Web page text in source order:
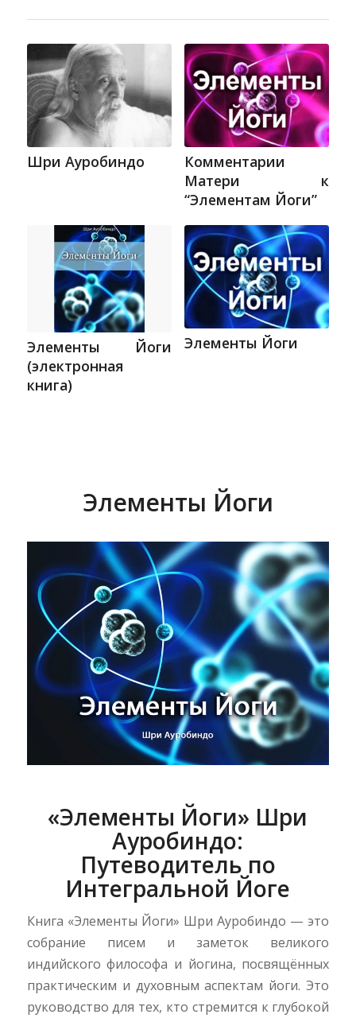
Шри Ауробиндо
Комментарии
Матери к
“Элементам Йоги”
Элементы Йоги
(электронная
книга)
Элементы Йоги
Элементы Йоги
«Элементы Йоги» Шри
Ауробиндо:
Путеводитель по
Интегральной Йоге
Книга «Элементы Йоги» Шри Ауробиндо — это
собрание писем и заметок великого
индийского философа и йогина, посвящённых
практическим и духовным аспектам йоги. Это
руководство для тех, кто стремится к глубокой